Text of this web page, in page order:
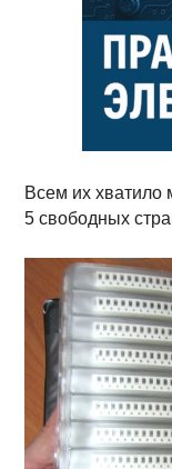
Всем их хватило
5 свободных